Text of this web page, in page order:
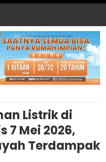
Listrik di
7 Mei 2026,
Terdampak